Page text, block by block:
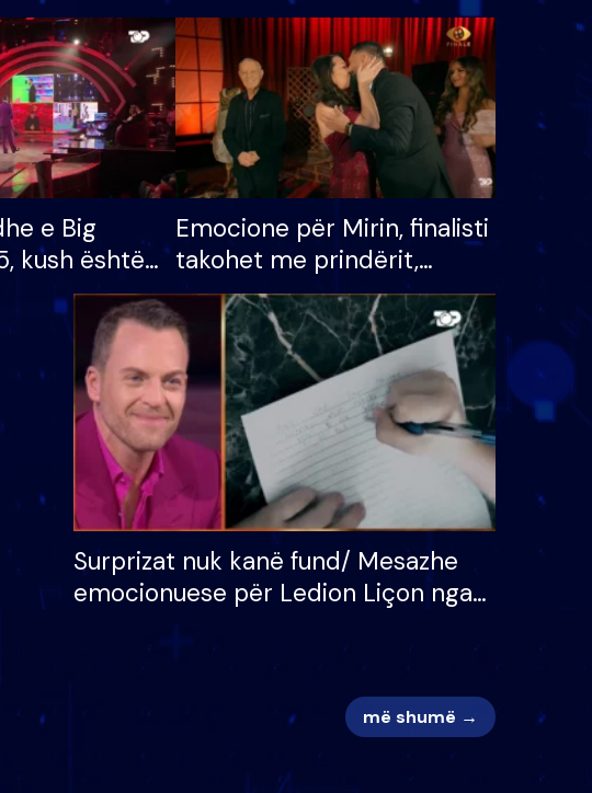
e Big
kush është
që lë shtëpinë
për
e madh
Emocione për Mirin, finalisti
takohet me prindërit,
vajzën dhe bashkëshorten:
S’kemi ndonjë letër divorci
apo jo?
Surprizat nuk kanë fund/ Mesazhe
emocionuese për Ledion Liçon nga
më shumë →